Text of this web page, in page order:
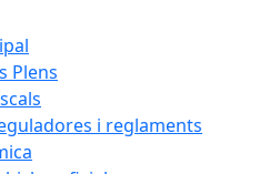
Plens
i reglaments